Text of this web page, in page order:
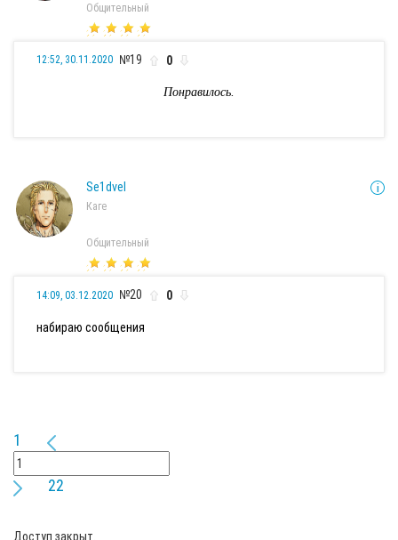
Общительный
12:52, 30.11.2020 №19 0
Понравилось.
Se1dvel
Каге
Общительный
14:09, 03.12.2020 №20 0
набираю сообщения
1
22
Доступ закрыт.